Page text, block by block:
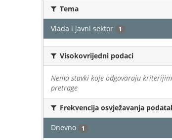
Tema
Vlada i javni sektor 1
Visokovrijedni podaci
Nema stavki koje odgovaraju
pretrage
Frekvencija osvježavanja
Dnevno 1